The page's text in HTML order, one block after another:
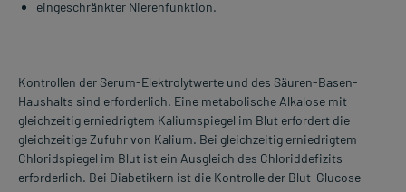
eingeschränkter Nierenfunktion.
Kontrollen der Serum-Elektrolytwerte und des Säuren-Basen-
Haushalts sind erforderlich. Eine metabolische Alkalose mit
gleichzeitig erniedrigtem Kaliumspiegel im Blut erfordert die
gleichzeitige Zufuhr von Kalium. Bei gleichzeitig erniedrigtem
Chloridspiegel im Blut ist ein Ausgleich des Chloriddefizits
erforderlich. Bei Diabetikern ist die Kontrolle der Blut-Glucose-